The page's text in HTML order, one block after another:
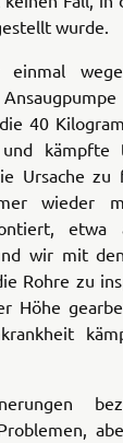
wurde.
einmal
40
kämpfte
Ursache zu
wieder
etwa
wir mit
Rohre zu
Höhe